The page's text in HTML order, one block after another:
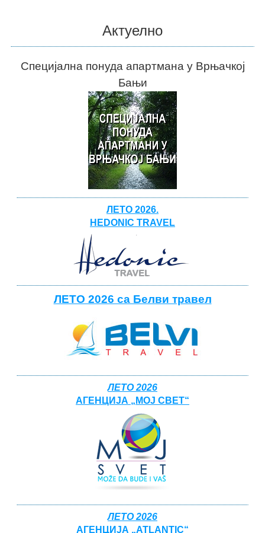
Актуелно
Специјална понуда апартмана у Врњачкој
Бањи
ЛЕТО 2026.
HEDONIC TRAVEL
ЛЕТО 2026 са Белви травел
ЛЕТО 2026
АГЕНЦИЈА „МОЈ СВЕТ“
ЛЕТО 2026
АГЕНЦИЈА „ATLANTIC“